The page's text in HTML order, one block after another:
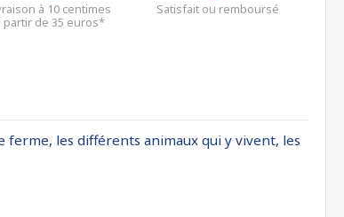
à 10 centimes
partir de 35 euros*
Satisfait ou remboursé
les différents animaux qui y vivent, les